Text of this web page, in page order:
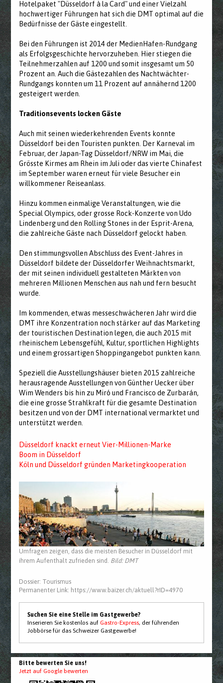
Hotelpaket "Düsseldorf à la Card" und einer Vielzahl
hochwertiger Führungen hat sich die DMT optimal auf die
Bedürfnisse der Gäste eingestellt.
Bei den Führungen ist 2014 der MedienHafen-Rundgang
als Erfolgsgeschichte hervorzuheben. Hier stiegen die
Teilnehmerzahlen auf 1200 und somit insgesamt um 50
Prozent an. Auch die Gästezahlen des Nachtwächter-
Rundgangs konnten um 11 Prozent auf annähernd 1200
gesteigert werden.
Traditionsevents locken Gäste
Auch mit seinen wiederkehrenden Events konnte
Düsseldorf bei den Touristen punkten. Der Karneval im
Februar, der Japan-Tag Düsseldorf/NRW im Mai, die
Grösste Kirmes am Rhein im Juli oder das vierte Chinafest
im September waren erneut für viele Besucher ein
willkommener Reiseanlass.
Hinzu kommen einmalige Veranstaltungen, wie die
Special Olympics, oder grosse Rock-Konzerte von Udo
Lindenberg und den Rolling Stones in der Esprit-Arena,
die zahlreiche Gäste nach Düsseldorf gelockt haben.
Den stimmungsvollen Abschluss des Event-Jahres in
Düsseldorf bildete der Düsseldorfer Weihnachtsmarkt,
der mit seinen individuell gestalteten Märkten von
mehreren Millionen Menschen aus nah und fern besucht
wurde.
Im kommenden, etwas messeschwächeren Jahr wird die
DMT ihre Konzentration noch stärker auf das Marketing
der touristischen Destination legen, die auch 2015 mit
rheinischem Lebensgefühl, Kultur, sportlichen Highlights
und einem grossartigen Shoppingangebot punkten kann.
Speziell die Ausstellungshäuser bieten 2015 zahlreiche
herausragende Ausstellungen von Günther Uecker über
Wim Wenders bis hin zu Miró und Francisco de Zurbarán,
die eine grosse Strahlkraft für die gesamte Destination
besitzen und von der DMT international vermarktet und
unterstützt werden.
Düsseldorf knackt erneut Vier-Millionen-Marke
Boom in Düsseldorf
Köln und Düsseldorf gründen Marketingkooperation
Umfragen zeigen, dass die meisten Besucher in Düsseldorf mit
ihrem Aufenthalt zufrieden sind. Bild: DMT
Dossier: Tourismus
Permanenter Link: https://www.baizer.ch/aktuell?rID=4970
Suchen Sie eine Stelle im Gastgewerbe?
Inserieren Sie kostenlos aufGastro-Express, der führenden
Jobbörse für das Schweizer Gastgewerbe!
Bitte bewerten Sie uns!
Jetzt auf Google bewerten